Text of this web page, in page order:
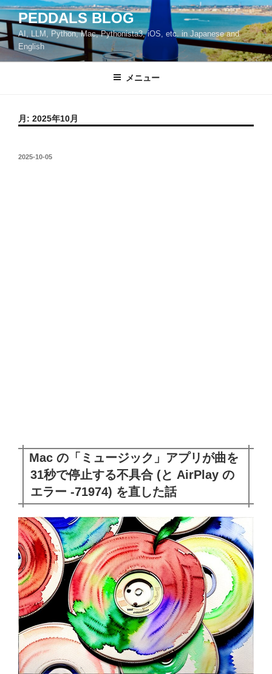
コ
ン
テ
ン
ツ
PEDDALS BLOG
AI, LLM, Python, Mac, Pythonista3, iOS, etc. in Japanese and
English
メニュー
月: 2025年10月
投
2025-10-05
Mac の「ミュージック」アプリが曲を
31秒で停止する不具合 (と AirPlay の
エラー -71974) を直した話